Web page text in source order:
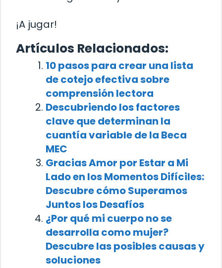
¡A jugar!
Artículos Relacionados:
10 pasos para crear una lista
de cotejo efectiva sobre
comprensión lectora
Descubriendo los factores
clave que determinan la
cuantía variable de la Beca
MEC
Gracias Amor por Estar a Mi
Lado en los Momentos Difíciles:
Descubre cómo Superamos
Juntos los Desafíos
¿Por qué mi cuerpo no se
desarrolla como mujer?
Descubre las posibles causas y
soluciones